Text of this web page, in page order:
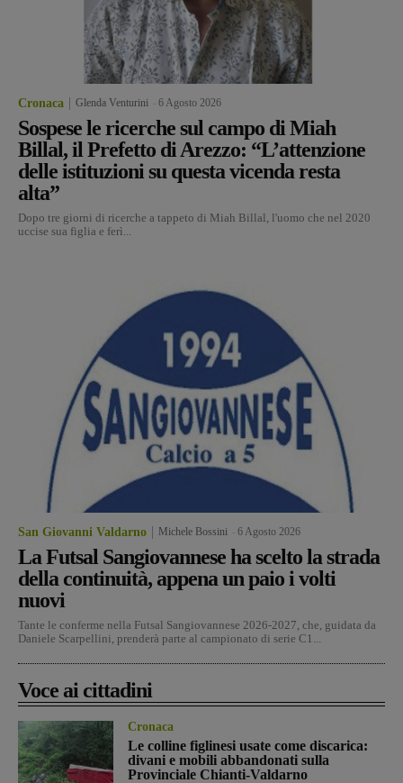
Cronaca Glenda Venturini 6 Agosto 2026
Sospese le ricerche sul campo di Miah
Billal, il Prefetto di Arezzo: “L’attenzione
delle istituzioni su questa vicenda resta
alta”
Dopo tre giorni di ricerche a tappeto di Miah Billal, l'uomo che nel 2020
uccise sua figlia e ferì...
San Giovanni Valdarno Michele Bossini 6 Agosto 2026
La Futsal Sangiovannese ha scelto la strada
della continuità, appena un paio i volti
nuovi
Tante le conferme nella Futsal Sangiovannese 2026-2027, che, guidata da
Daniele Scarpellini, prenderà parte al campionato di serie C1...
Voce ai cittadini
Cronaca
Le colline figlinesi usate come discarica:
divani e mobili abbandonati sulla
Provinciale Chianti-Valdarno